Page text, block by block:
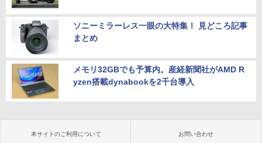
ソニーミラーレス一眼の大特集！ 見どころ記事
まとめ
メモリ32GBでも予算内。産経新聞社がAMD R
yzen搭載dynabookを2千台導入
本サイトのご利用について お問い合わせ